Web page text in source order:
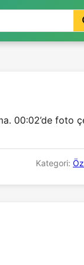
00:02’de foto
Kategori: